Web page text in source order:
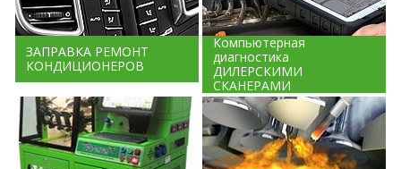
ЗАПРАВКА РЕМОНТ
КОНДИЦИОНЕРОВ
Компьютерная
диагностика
ДИЛЕРСКИМИ
СКАНЕРАМИ